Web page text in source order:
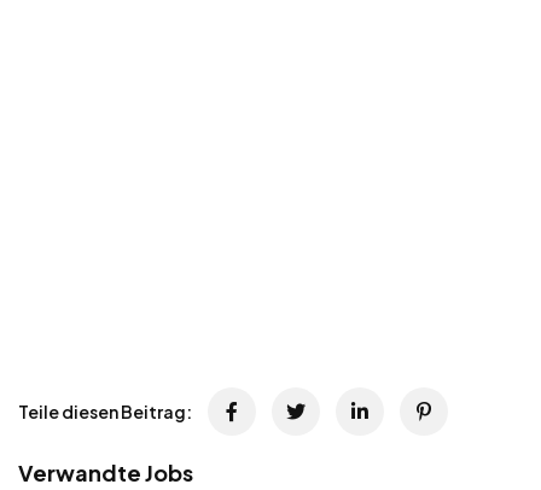
Teile diesen Beitrag:
Verwandte Jobs